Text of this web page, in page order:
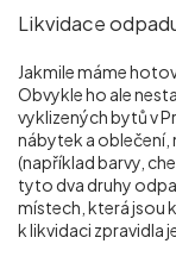
Likvidace
Jakmile máme
Obvykle ho ale
vyklizených bytů v
nábytek a oblečení,
(například barvy,
tyto dva druhy
místech, která jsou
k likvidaci zpravidla